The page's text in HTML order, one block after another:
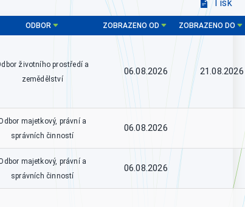
Tisk
ODBOR ZOBRAZENO OD ZOBRAZENO DO
životního prostředí a
zemědělství
06.08.2026 21.08.2026
majetkový, právní a
správních činností
06.08.2026
majetkový, právní a
správních činností
06.08.2026